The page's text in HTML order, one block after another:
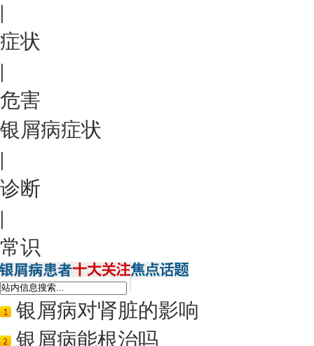
|
症状
|
危害
银屑病症状
|
诊断
|
常识
银屑病对肾脏的影响
银屑病能根治吗